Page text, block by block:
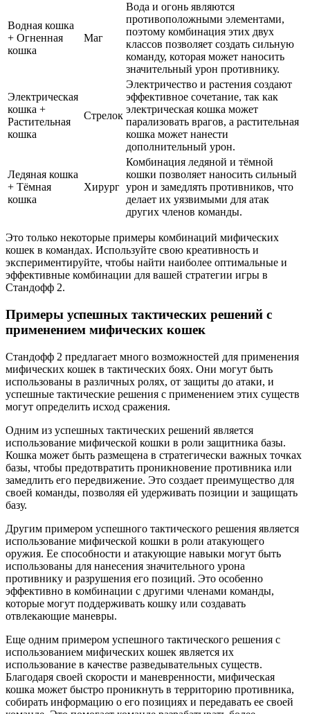
Водная кошка
+ Огненная
кошка
Маг
Вода и огонь являются
противоположными элементами,
поэтому комбинация этих двух
классов позволяет создать сильную
команду, которая может наносить
значительный урон противнику.
Электрическая
кошка +
Растительная
кошка
Стрелок
Электричество и растения создают
эффективное сочетание, так как
электрическая кошка может
парализовать врагов, а растительная
кошка может нанести
дополнительный урон.
Ледяная кошка
+ Тёмная
кошка
Хирург
Комбинация ледяной и тёмной
кошки позволяет наносить сильный
урон и замедлять противников, что
делает их уязвимыми для атак
других членов команды.
Это только некоторые примеры комбинаций мифических
кошек в командах. Используйте свою креативность и
экспериментируйте, чтобы найти наиболее оптимальные и
эффективные комбинации для вашей стратегии игры в
Стандофф 2.
Примеры успешных тактических решений с
применением мифических кошек
Стандофф 2 предлагает много возможностей для применения
мифических кошек в тактических боях. Они могут быть
использованы в различных ролях, от защиты до атаки, и
успешные тактические решения с применением этих существ
могут определить исход сражения.
Одним из успешных тактических решений является
использование мифической кошки в роли защитника базы.
Кошка может быть размещена в стратегически важных точках
базы, чтобы предотвратить проникновение противника или
замедлить его передвижение. Это создает преимущество для
своей команды, позволяя ей удерживать позиции и защищать
базу.
Другим примером успешного тактического решения является
использование мифической кошки в роли атакующего
оружия. Ее способности и атакующие навыки могут быть
использованы для нанесения значительного урона
противнику и разрушения его позиций. Это особенно
эффективно в комбинации с другими членами команды,
которые могут поддерживать кошку или создавать
отвлекающие маневры.
Еще одним примером успешного тактического решения с
использованием мифических кошек является их
использование в качестве разведывательных существ.
Благодаря своей скорости и маневренности, мифическая
кошка может быстро проникнуть в территорию противника,
собирать информацию о его позициях и передавать ее своей